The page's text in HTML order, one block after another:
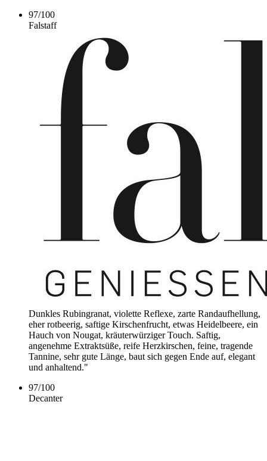
97/100
Falstaff
Dunkles Rubingranat, violette Reflexe, zarte Randaufhellung,
eher rotbeerig, saftige Kirschenfrucht, etwas Heidelbeere, ein
Hauch von Nougat, kräuterwürziger Touch. Saftig,
angenehme Extraktsüße, reife Herzkirschen, feine, tragende
Tannine, sehr gute Länge, baut sich gegen Ende auf, elegant
und anhaltend."
97/100
Decanter